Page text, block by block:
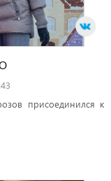
присоединился к